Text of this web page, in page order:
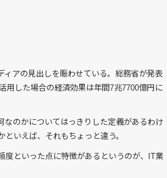
ィアの見出しを賑わせている。総務省が発表
用した場合の経済効果は年間7兆7700億円に
のかについてはっきりした定義があるわけ
いえば、それもちょっと違う。
度といった点に特徴があるというのが、IT業